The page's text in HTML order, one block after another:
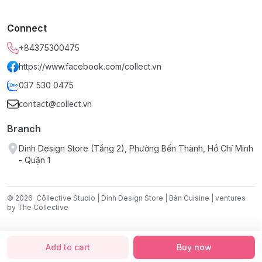
Add to cart Buy now
Kích thước: 6 × 6 cm (2.36" × 2.36").
Connect
+84375300475
https://www.facebook.com/collect.vn
037 530 0475
contact@collect.vn
Branch
Dinh Design Store (Tầng 2), Phường Bến Thành, Hồ Chí Minh
- Quận 1
© 2026 Cōllective Studio | Dinh Design Store | Bản Cuisine | ventures
by The Cōllective